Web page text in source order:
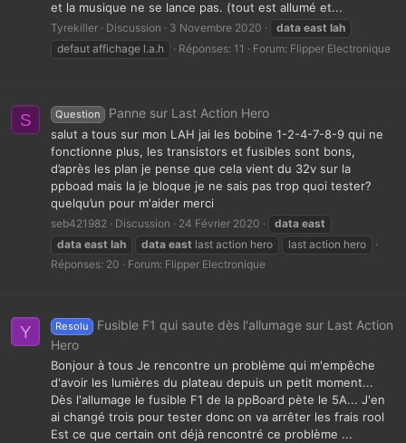
et la musique ne se lance pas. (tout est allumé et...
Tyrekiller Discussion 3 Novembre 2020 data east lah
defaut affichage l.a.h
Réponses: 11 Forum: Flipper Electronique
S Question Panne sur Last Action Hero
salut a tous sur mon LAH jai les bobine 1-2-4-7-8-9 qui ne
fonctionne plus, les transistors et fusibles sont bons,
d’après les plan je pense que cela vient du 32v sur la
ppboad mais la je bloque je ne sais pas trop quoi tester?
quelqu’un pour m'aider merci
seb421982 Discussion 24 Février 2020 data east
data east lah data east last action hero
last action hero
Réponses: 20
Forum: Flipper Electronique
Y Resolu
Fusible F1 qui saute dès l'allumage sur Last Action
Hero
Bonjour à tous Je rencontre un problème qui m'empêche
d'avoir les lumières du plateau depuis un petit moment...
Dès l'allumage le fusible F1 de la ppBoard pète le 5A... J'en
ai changé trois pour tester donc on va arrêter les frais rool
Est ce que certain ont déjà rencontré ce problème ...